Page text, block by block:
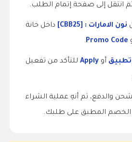
انتقل إلى صفحة إتمام الطلب.
نون الامارات : [CBB25]
داخل خانة
Promo Code
.
تطبيق أو Apply للتأكد من تفعيل
والدفع، ثم أنهِ عملية الشراء
الخصم المطبق على طلبك.